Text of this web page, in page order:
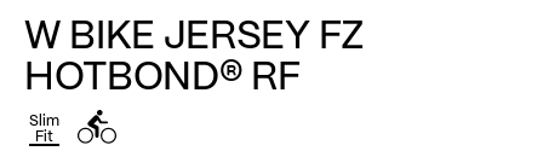
W BIKE JERSEY FZ
HOTBOND® RF
Slim
Fit